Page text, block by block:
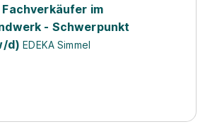
im
- Schwerpunkt
d) EDEKA Simmel